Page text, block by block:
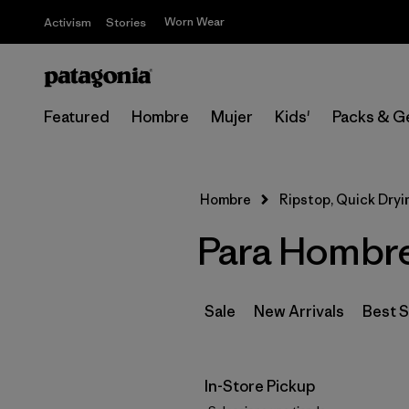
Activism Stories Worn Wear
Featured Hombre Mujer Kids' Packs &
Hombre Ripstop, Quick
Para
Sale New Arrivals Best
In-Store Pickup